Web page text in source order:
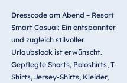
Dresscode am Abend – Resort
Smart Casual: Ein entspannter
und zugleich stilvoller
Urlaubslook ist erwünscht.
Gepflegte Shorts, Poloshirts, T-
Shirts, Jersey-Shirts, Kleider,